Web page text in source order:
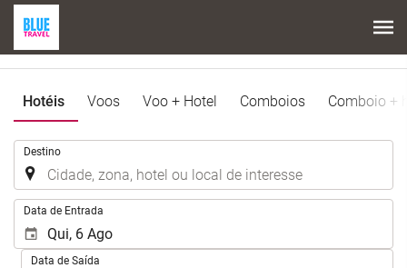
Hotéis Voos Voo + Hotel Comboios Comboio +
Destino
Data de Entrada
Data de Saída